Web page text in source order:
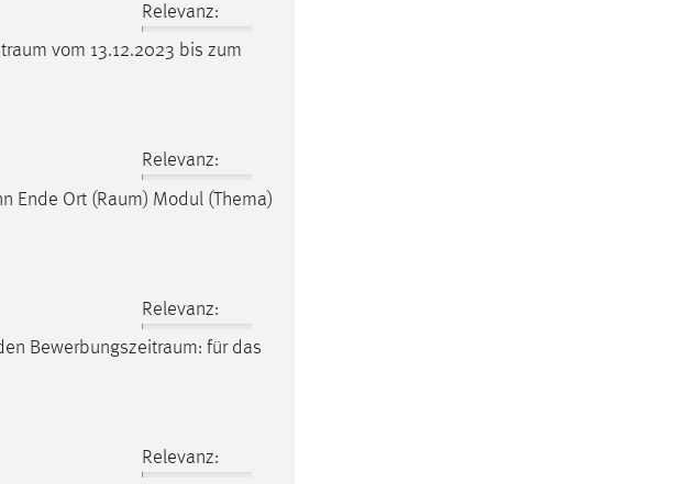
Relevanz:
vom 13.12.2023 bis zum
Relevanz:
Ende Ort (Raum) Modul (Thema)
Relevanz:
Bewerbungszeitraum: für das
Relevanz: